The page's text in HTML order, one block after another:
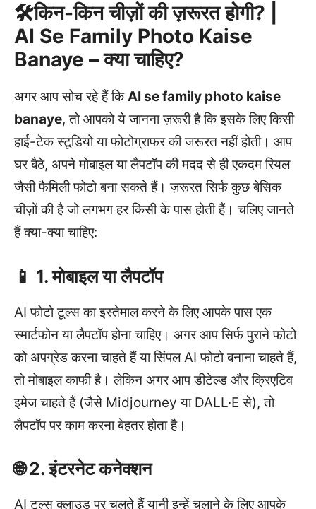
🛠किन-किन चीज़ों की ज़रूरत होगी? |
AI Se Family Photo Kaise
Banaye – क्या चाहिए?
अगर आप सोच रहे हैं किAI se family photo kaise
banaye, तो आपको ये जानना ज़रूरी है कि इसके लिए किसी
हाई-टेक स्टूडियो या फोटोग्राफर की जरूरत नहीं होती। आप
घर बैठे, अपने मोबाइल या लैपटॉप की मदद से ही एकदम रियल
जैसी फैमिली फोटो बना सकते हैं। ज़रूरत सिर्फ कुछ बेसिक
चीज़ों की है जो लगभग हर किसी के पास होती हैं। चलिए जानते
हैं क्या-क्या चाहिए:
📱 1. मोबाइल या लैपटॉप
AI फोटो टूल्स का इस्तेमाल करने के लिए आपके पास एक
स्मार्टफोन या लैपटॉप होना चाहिए। अगर आप सिर्फ पुराने फोटो
को अपग्रेड करना चाहते हैं या सिंपल AI फोटो बनाना चाहते हैं,
तो मोबाइल काफी है। लेकिन अगर आप डीटेल्ड और क्रिएटिव
इमेज चाहते हैं (जैसे Midjourney या DALL·E से), तो
लैपटॉप पर काम करना बेहतर होता है।
🌐 2. इंटरनेट कनेक्शन
AI टूल्स क्लाउड पर चलते हैं यानी इन्हें चलाने के लिए आपके